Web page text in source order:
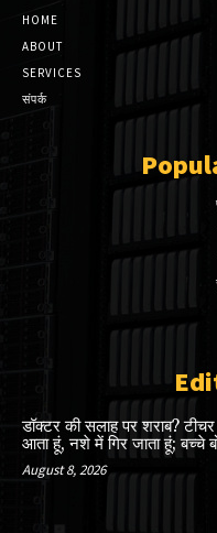
HOME
ABOUT
SERVICES
संपर्क
डॉक्टर की सलाह पर शराब?
आता हूं, नशे में गिर जाता हूं; बच्चे
August 8, 2026